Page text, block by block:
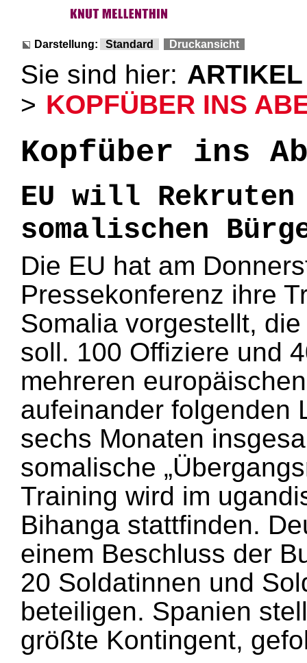
Darstellung: Standard Druckansicht
Sie sind hier: ARTIKEL
> KOPFÜBER INS
Kopfüber ins
EU will
somalischen
Die EU hat am
Pressekonferenz ihre
Somalia vorgestellt,
soll. 100 Offiziere und
mehreren
aufeinander folgenden
sechs Monaten
somalische
Training wird im
Bihanga stattfinden.
einem Beschluss der
20 Soldatinnen und
beteiligen. Spanien
größte Kontingent,